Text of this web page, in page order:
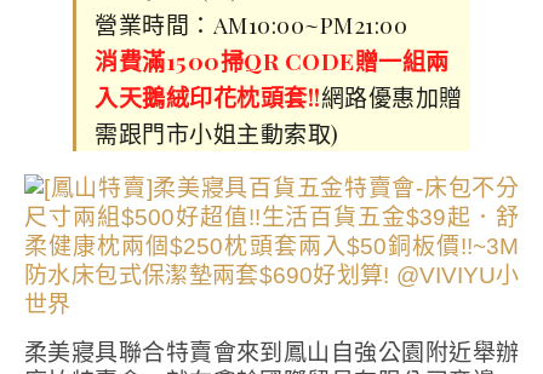
營業時間：AM10:00~PM21:00
消費滿1500掃QR CODE贈一組兩
入天鵝絨印花枕頭套!!網路優惠加贈
需跟門市小姐主動索取)
柔美寢具聯合特賣會來到鳳山自強公園附近舉辦